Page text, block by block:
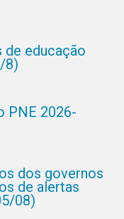
de educação
8)
PNE 2026-
dos governos
de alertas
08)